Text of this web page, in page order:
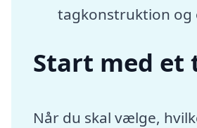
tagkonstruktion og
Start med et
Når du skal vælge,